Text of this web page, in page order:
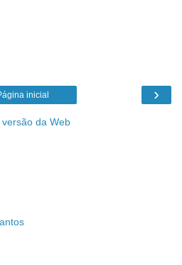
›
inicial
versão da Web